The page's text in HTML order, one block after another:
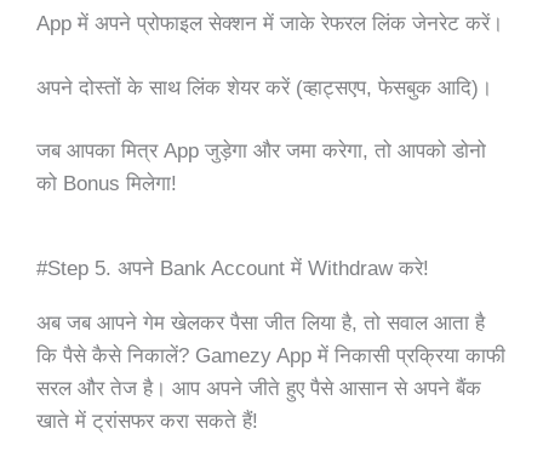
App में अपने प्रोफाइल सेक्शन में जाके रेफरल लिंक जेनरेट करें।
अपने दोस्तों के साथ लिंक शेयर करें (व्हाट्सएप, फेसबुक आदि)।
जब आपका मित्र App जुड़ेगा और जमा करेगा, तो आपको डोनो
को Bonus मिलेगा!
#Step 5. अपने Bank Account में Withdraw करे!
अब जब आपने गेम खेलकर पैसा जीत लिया है, तो सवाल आता है
कि पैसे कैसे निकालें? Gamezy App में निकासी प्रक्रिया काफी
सरल और तेज है। आप अपने जीते हुए पैसे आसान से अपने बैंक
खाते में ट्रांसफर करा सकते हैं!